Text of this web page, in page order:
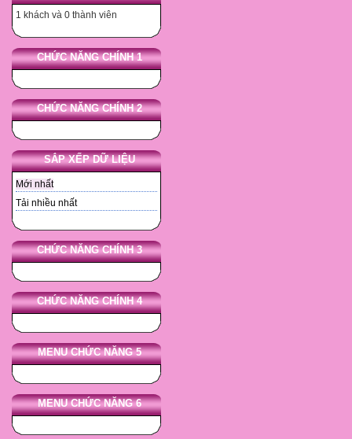
1 khách và 0 thành viên
CHỨC NĂNG CHÍNH 1
CHỨC NĂNG CHÍNH 2
SẮP XẾP DỮ LIỆU
Mới nhất
Tải nhiều nhất
CHỨC NĂNG CHÍNH 3
CHỨC NĂNG CHÍNH 4
MENU CHỨC NĂNG 5
MENU CHỨC NĂNG 6